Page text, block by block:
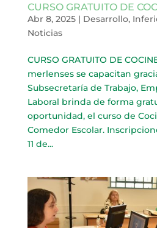
CURSO GRATUITO DE
Abr 8, 2025| Desarrollo,
Noticias
CURSO GRATUITO DE
merlenses se capacitan
Subsecretaría de Trabajo,
Laboral brinda de forma
oportunidad, el curso de
Comedor Escolar.
11 de...